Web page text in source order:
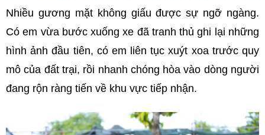
Nhiều gương mặt không giấu được sự ngỡ ngàng.
Có em vừa bước xuống xe đã tranh thủ ghi lại những
hình ảnh đầu tiên, có em liên tục xuýt xoa trước quy
mô của đất trại, rồi nhanh chóng hòa vào dòng người
đang rộn ràng tiến về khu vực tiếp nhận.